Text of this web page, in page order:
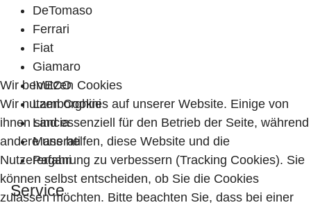
DeTomaso
Ferrari
Fiat
Giamaro
IVECO
Lamborghini
Lancia
Maserati
Pagani
Service
Wir benutzen Cookies
Wir nutzen Cookies auf unserer Website. Einige von
ihnen sind essenziell für den Betrieb der Seite, während
andere uns helfen, diese Website und die
Nutzererfahrung zu verbessern (Tracking Cookies). Sie
können selbst entscheiden, ob Sie die Cookies
zulassen möchten. Bitte beachten Sie, dass bei einer